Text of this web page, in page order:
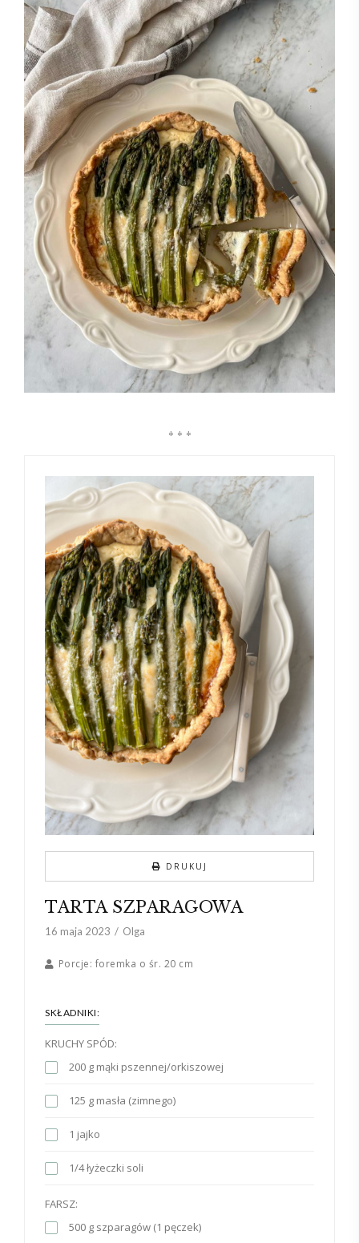
* * *
DRUKUJ
TARTA SZPARAGOWA
16 maja 2023 Olga
Porcje: foremka o śr. 20 cm
SKŁADNIKI:
KRUCHY SPÓD:
200 g mąki pszennej/orkiszowej
125 g masła (zimnego)
1 jajko
1/4 łyżeczki soli
FARSZ:
500 g szparagów (1 pęczek)